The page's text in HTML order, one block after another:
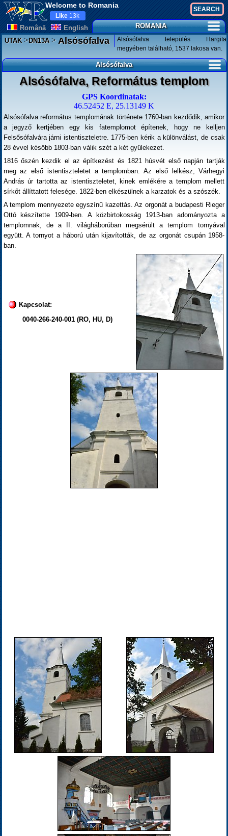
Welcome to Romania
Românã English
Like 13k
ROMANIA
UTAK>DN13A>Alsósófalva
Alsósófalva település Hargita
megyében található, 1537 lakosa van.
Alsósófalva
Alsósófalva, Református templom
GPS Koordinatak:
46.52452 E, 25.13149 K
Alsósófalva református templomának története 1760-ban kezdődik, amikor
a jegyző kertjében egy kis fatemplomot építenek, hogy ne kelljen
Felsősófalvára járni istentiszteletre. 1775-ben kérik a különválást, de csak
28 évvel később 1803-ban válik szét a két gyülekezet.
1816 őszén kezdik el az építkezést és 1821 húsvét első napján tartják
meg az első istentiszteletet a templomban. Az első lelkész, Várhegyi
András úr tartotta az istentiszteletet, kinek emlékére a templom mellett
sírkőt állíttatott felesége. 1822-ben elkészülnek a karzatok és a szószék.
A templom mennyezete egyszínű kazettás. Az orgonát a budapesti Rieger
Ottó készítette 1909-ben. A közbirtokosság 1913-ban adományozta a
templomnak, de a II. világháborúban megsérült a templom tornyával
együtt. A tornyot a háború után kijavították, de az orgonát csupán 1958-
ban.
Kapcsolat:
0040-266-240-001 (RO, HU, D)